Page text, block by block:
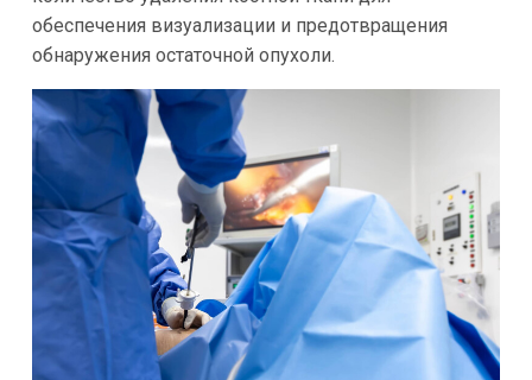
обеспечения визуализации и предотвращения
обнаружения остаточной опухоли.